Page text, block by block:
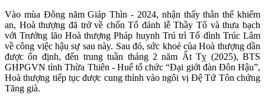
Vào mùa Đông năm Giáp Thìn - 2024, nhận thấy thân thể khiếm
an, Hoà thượng đã trở về chốn Tổ đảnh lễ Thầy Tổ và thưa bạch
với Trưởng lão Hoà thượng Pháp huynh Trú trì Tổ đình Trúc Lâm
về công việc hậu sự sau này. Sau đó, sức khoẻ của Hoà thượng dần
được ổn định, đến trung tuần tháng 2 năm Ất Tỵ (2025), BTS
GHPGVN tỉnh Thừa Thiên - Huế tổ chức “Đại giới đàn Đôn Hậu”,
Hoà thượng tiếp tục được cung thỉnh vào ngôi vị Đệ Tứ Tôn chứng
Tăng già.